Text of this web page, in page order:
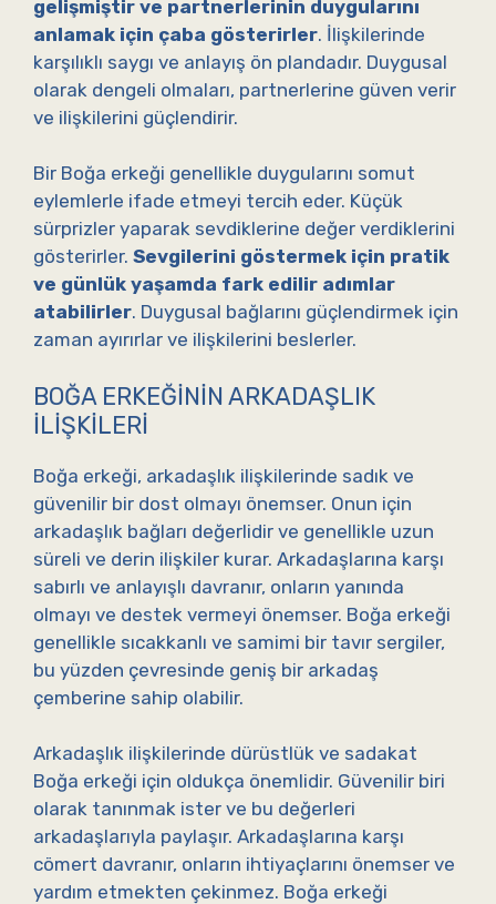
gelişmiştir ve partnerlerinin duygularını
anlamak için çaba gösterirler. İlişkilerinde
karşılıklı saygı ve anlayış ön plandadır. Duygusal
olarak dengeli olmaları, partnerlerine güven verir
ve ilişkilerini güçlendirir.
Bir Boğa erkeği genellikle duygularını somut
eylemlerle ifade etmeyi tercih eder. Küçük
sürprizler yaparak sevdiklerine değer verdiklerini
gösterirler. Sevgilerini göstermek için pratik
ve günlük yaşamda fark edilir adımlar
atabilirler. Duygusal bağlarını güçlendirmek için
zaman ayırırlar ve ilişkilerini beslerler.
BOĞA ERKEĞININ ARKADAŞLIK
İLIŞKILERI
Boğa erkeği, arkadaşlık ilişkilerinde sadık ve
güvenilir bir dost olmayı önemser. Onun için
arkadaşlık bağları değerlidir ve genellikle uzun
süreli ve derin ilişkiler kurar. Arkadaşlarına karşı
sabırlı ve anlayışlı davranır, onların yanında
olmayı ve destek vermeyi önemser. Boğa erkeği
genellikle sıcakkanlı ve samimi bir tavır sergiler,
bu yüzden çevresinde geniş bir arkadaş
çemberine sahip olabilir.
Arkadaşlık ilişkilerinde dürüstlük ve sadakat
Boğa erkeği için oldukça önemlidir. Güvenilir biri
olarak tanınmak ister ve bu değerleri
arkadaşlarıyla paylaşır. Arkadaşlarına karşı
cömert davranır, onların ihtiyaçlarını önemser ve
yardım etmekten çekinmez. Boğa erkeği